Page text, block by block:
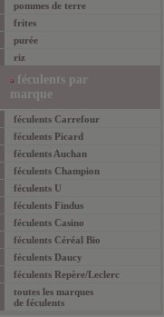
pommes de terre
frites
purée
riz
féculents par
marque
féculents Carrefour
féculents Picard
féculents Auchan
féculents Champion
féculents U
féculents Findus
féculents Casino
féculents Céréal Bio
féculents Daucy
féculents Repère/Leclerc
toutes les marques
de féculents